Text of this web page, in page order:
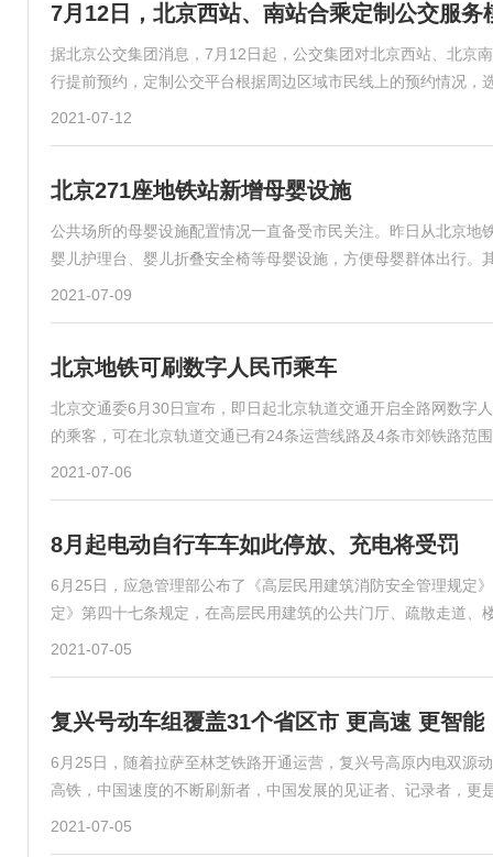
7月12日，北京西站、南站合乘定制公交服务
据北京公交集团消息，7月12日起，公交集团对北京西站、北京
行提前预约，定制公交平台根据周边区域市民线上的预约情况，
2021-07-12
北京271座地铁站新增母婴设施
公共场所的母婴设施配置情况一直备受市民关注。昨日从北京
婴儿护理台、婴儿折叠安全椅等母婴设施，方便母婴群体出行。
2021-07-09
北京地铁可刷数字人民币乘车
北京交通委6月30日宣布，即日起北京轨道交通开启全路网数字
的乘客，可在北京轨道交通已有24条运营线路及4条市郊铁路范
2021-07-06
8月起电动自行车车如此停放、充电将受罚
6月25日，应急管理部公布了《高层民用建筑消防安全管理规定
定》第四十七条规定，在高层民用建筑的公共门厅、疏散走道、
2021-07-05
复兴号动车组覆盖31个省区市 更高速 更智能
6月25日，随着拉萨至林芝铁路开通运营，复兴号高原内电双源
高铁，中国速度的不断刷新者，中国发展的见证者、记录者，更
2021-07-05